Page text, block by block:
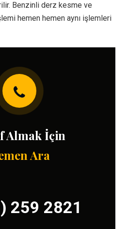
Benzinli derz kesme ve
hemen hemen aynı işlemleri
Almak İçin
Ara
259 2821